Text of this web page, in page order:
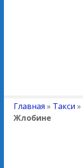
Главная » Такси »
Жлобине